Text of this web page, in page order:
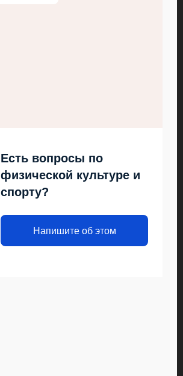
Есть вопросы по
физической культуре и
спорту?
Напишите об этом